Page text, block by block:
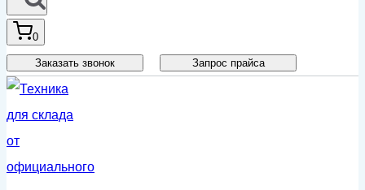
0
Заказать звонок Запрос прайса